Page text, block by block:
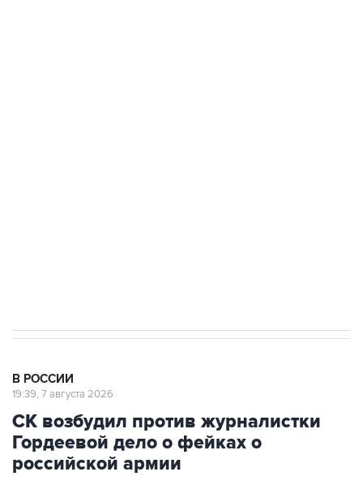
В РОССИИ
19:39, 7 августа 2026
СК возбудил против журналистки
Гордеевой дело о фейках о
российской армии